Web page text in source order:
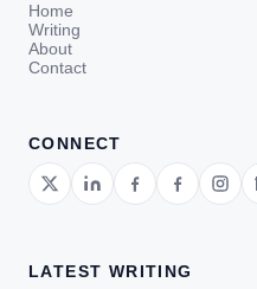
Home
Writing
About
Contact
CONNECT
LATEST WRITING